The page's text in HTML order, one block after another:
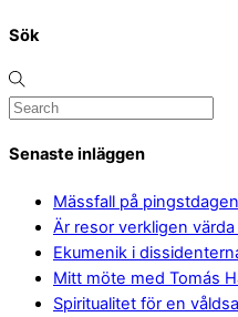
Sök
Senaste inläggen
Mässfall på
Är resor verkligen
Ekumenik i
Mitt möte med Tomás
Spiritualitet för en